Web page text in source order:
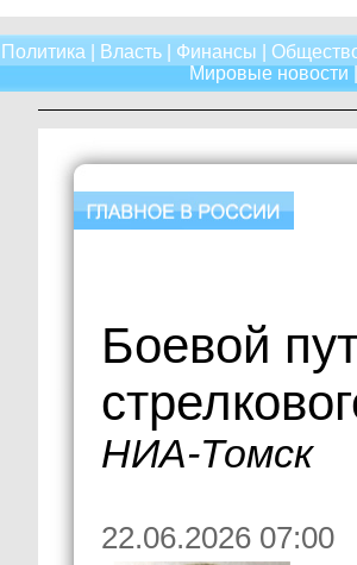
Политика Власть Финансы
Мировые новости
Боевой
НИА-Томск
22.06.2026 07:00